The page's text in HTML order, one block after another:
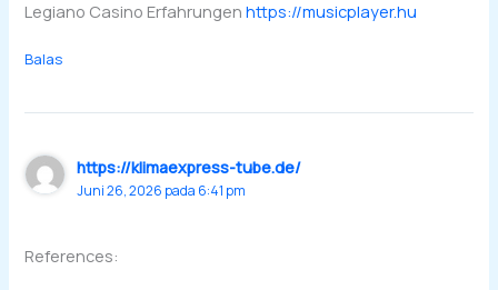
Legiano Casino Erfahrungenhttps://musicplayer.hu
Balas
https://klimaexpress-tube.de/
Juni 26, 2026 pada 6:41 pm
References: